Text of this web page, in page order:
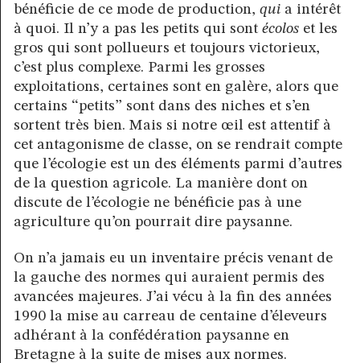
bénéficie de ce mode de production, qui a intérêt
à quoi. Il n’y a pas les petits qui sont écolos et les
gros qui sont pollueurs et toujours victorieux,
c’est plus complexe. Parmi les grosses
exploitations, certaines sont en galère, alors que
certains “petits” sont dans des niches et s’en
sortent très bien. Mais si notre œil est attentif à
cet antagonisme de classe, on se rendrait compte
que l’écologie est un des éléments parmi d’autres
de la question agricole. La manière dont on
discute de l’écologie ne bénéficie pas à une
agriculture qu’on pourrait dire paysanne.
On n’a jamais eu un inventaire précis venant de
la gauche des normes qui auraient permis des
avancées majeures. J’ai vécu à la fin des années
1990 la mise au carreau de centaine d’éleveurs
adhérant à la confédération paysanne en
Bretagne à la suite de mises aux normes.